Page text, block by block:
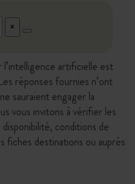
artificielle est
réponses fournies n’ont
sauraient engager la
vous invitons à vérifier les
conditions de
destinations ou auprès